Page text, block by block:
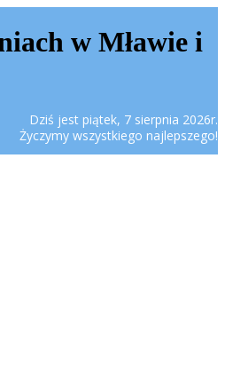
w Mławie i
Dziś jest piątek, 7 sierpnia 2026r.
Życzymy wszystkiego najlepszego!